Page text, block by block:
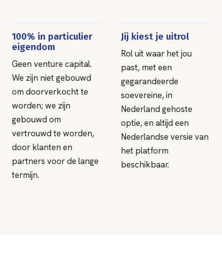
100% in particulier
eigendom
Geen venture capital.
We zijn niet gebouwd
om doorverkocht te
worden; we zijn
gebouwd om
vertrouwd te worden,
door klanten en
partners voor de lange
termijn.
Jij kiest je uitrol
Rol uit waar het jou
past, met een
gegarandeerde
soevereine, in
Nederland gehoste
optie, en altijd een
Nederlandse versie van
het platform
beschikbaar.